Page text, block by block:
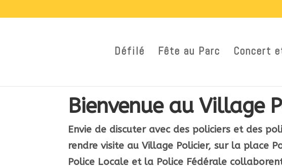
Défilé Fête au Parc Concert
Bienvenue au Village
Envie de discuter avec des policiers et des
rendre visite au Village Policier, sur la place
Police Locale et la Police Fédérale